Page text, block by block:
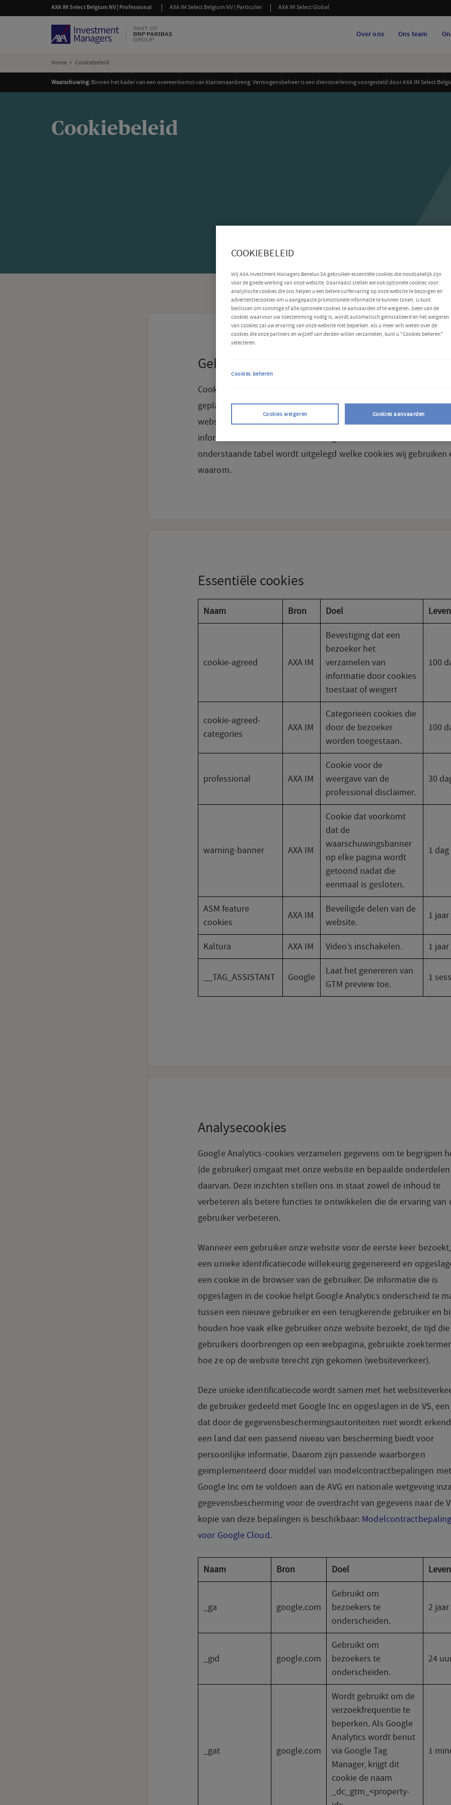
AXA IM Select Belgium NV | Professional AXA IM Select Belgium NV | Particulier AXA IM Select Global
Over ons Ons team
Home Cookiebeleid
Waarschuwing:Binnen het kader van een overeenkomst van klantenaanbreng. Vermogensbeheer is een dienstverlening voorgesteld door AXA IM Select
Cookiebeleid
Gebruik van cookies
Cookies zijn kleine tekstbestanden die op uw computer worden
geplaatst door websites die u bezoekt. Ze worden veel gebruikt
websites te laten werken, of efficiënter te laten werken, maar
informatie te verstrekken aan de eigenaren van de site. In de
onderstaande tabel wordt uitgelegd welke cookies wij gebruiken
waarom.
Essentiële cookies
Naam Bron Doel
cookie-agreed AXA IM
Bevestiging dat een
bezoeker het
verzamelen van
informatie door cookies
toestaat of weigert
100
cookie-agreed-
categories
AXA IM
Categorieën cookies die
door de bezoeker
worden toegestaan.
100
professional AXA IM
Cookie voor de
weergave van de
professional disclaimer.
30
warning-banner AXA IM
Cookie dat voorkomt
dat de
waarschuwingsbanner
op elke pagina wordt
getoond nadat die
eenmaal is gesloten.
1 dag
ASM feature
cookies
AXA IM
Beveiligde delen van de
website.
1 jaar
Kaltura AXA IM Video’s inschakelen. 1 jaar
__TAG_ASSISTANT Google
Laat het genereren van
GTM preview toe.
1
Analysecookies
Google Analytics-cookies verzamelen gegevens om te begrijpen
(de gebruiker) omgaat met onze website en bepaalde onderdelen
daarvan. Deze inzichten stellen ons in staat zowel de inhoud te
verbeteren als betere functies te ontwikkelen die de ervaring van
gebruiker verbeteren.
Wanneer een gebruiker onze website voor de eerste keer
een unieke identificatiecode willekeurig gegenereerd en
een cookie in de browser van de gebruiker. De informatie die is
opgeslagen in de cookie helpt Google Analytics onderscheid te
tussen een nieuwe gebruiker en een terugkerende gebruiker en
houden hoe vaak elke gebruiker onze website bezoekt, de tijd die
gebruikers doorbrengen op een webpagina, gebruikte
hoe ze op de website terecht zijn gekomen (websiteverkeer).
Deze unieke identificatiecode wordt samen met het
de gebruiker gedeeld met Google Inc en opgeslagen in de VS,
dat door de gegevensbeschermingsautoriteiten niet wordt
een land dat een passend niveau van bescherming biedt voor
persoonlijke informatie. Daarom zijn passende waarborgen
geïmplementeerd door middel van modelcontractbepalingen met
Google Inc om te voldoen aan de AVG en nationale wetgeving
gegevensbescherming voor de overdracht van gegevens naar de
kopie van deze bepalingen is beschikbaar:
voor Google Cloud.
Naam Bron Doel
_ga google.com
Gebruikt om
bezoekers te
onderscheiden.
2 jaar
_gid google.com
Gebruikt om
bezoekers te
onderscheiden.
24
_gat google.com
Wordt gebruikt om de
verzoekfrequentie te
beperken. Als Google
Analytics wordt benut
via Google Tag
Manager, krijgt dit
cookie de naam
_dc_gtm_<property-
1
COOKIEBELEID
Wij AXA Investment Managers Benelux SA gebruiken essentiële cookies die noodzakelijk zijn
voor de goede werking van onze website. Daarnaast stellen we ook optionele cookies voor:
analytische cookies die ons helpen u een betere surfervaring op onze website te bezorgen en
advertentiecookies om u aangepaste promotionele informatie te kunnen tonen. U kunt
beslissen om sommige of alle optionele cookies te aanvaarden of te weigeren. Geen van de
cookies waarvoor uw toestemming nodig is, wordt automatisch geïnstalleerd en het weigeren
van cookies zal uw ervaring van onze website niet beperken. Als u meer wilt weten over de
cookies die onze partners en wijzelf van derden willen verzamelen, kunt u "Cookies beheren"
selecteren.
Cookies weigeren Cookies aanvaarden
Cookies beheren